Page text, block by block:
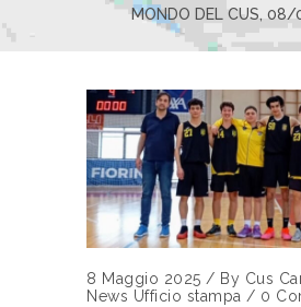
MONDO DEL CUS,
8 Maggio 2025 / By Cus
News Ufficio stampa / 0